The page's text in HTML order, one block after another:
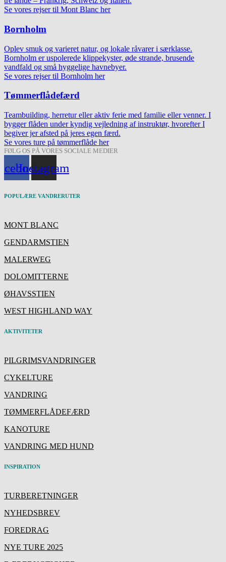
Se vores rejser til Mont Blanc her
Bornholm
Oplev smuk og varieret natur, og lokale råvarer i særklasse.
Bornholm er uspolerede klippekyster, øde strande, brusende
vandfald og små hyggelige havnebyer.
Se vores rejser til Bornholm her
Tømmerflådefærd
Teambuilding, herretur eller aktiv ferie med familie eller venner. I
bygger flåden under kyndig vejledning af instruktør, hvorefter I
begiver jer afsted på jeres egen færd.
Se vores ture på tømmerflåde her
FØLG OS PÅ VORES SOCIALE MEDIER
Instagram
POPULÆRE VANDRERUTER
MONT BLANC
GENDARMSTIEN
MALERWEG
DOLOMITTERNE
ØHAVSSTIEN
WEST HIGHLAND WAY
AKTIVITETER
PILGRIMSVANDRINGER
CYKELTURE
VANDRING
TØMMERFLÅDEFÆRD
KANOTURE
VANDRING MED HUND
INSPIRATION
TURBERETNINGER
NYHEDSBREV
FOREDRAG
NYE TURE 2025